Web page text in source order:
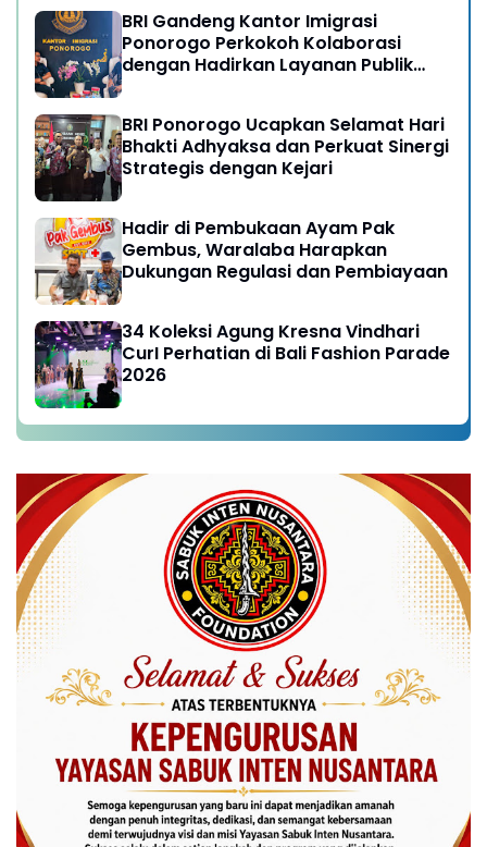
BRI Gandeng Kantor Imigrasi
Ponorogo Perkokoh Kolaborasi
dengan Hadirkan Layanan Publik
BRI Ponorogo Ucapkan Selamat Hari
Bhakti Adhyaksa dan Perkuat Sinergi
Strategis dengan Kejari
Hadir di Pembukaan Ayam Pak
Gembus, Waralaba Harapkan
Dukungan Regulasi dan Pembiayaan
34 Koleksi Agung Kresna Vindhari
CurI Perhatian di Bali Fashion Parade
2026